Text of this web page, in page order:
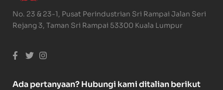
No. 23 & 23-1, Pusat Perindustrian Sri Rampai Jalan Seri
Rejang 3, Taman Sri Rampai 53300 Kuala Lumpur
Ada pertanyaan? Hubungi kami ditalian berikut